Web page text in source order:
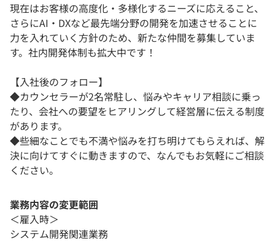
現在はお客様の高度化・多様化するニーズに応えること、
さらにAI・DXなど最先端分野の開発を加速させることに
力を入れていく方針のため、新たな仲間を募集していま
す。社内開発体制も拡大中です！
【入社後のフォロー】
◆カウンセラーが2名常駐し、悩みやキャリア相談に乗っ
たり、会社への要望をヒアリングして経営層に伝える制度
があります。
◆些細なことでも不満や悩みを打ち明けてもらえれば、解
決に向けてすぐに動きますので、なんでもお気軽にご相談
ください。
業務内容の変更範囲
＜雇入時＞
システム開発関連業務